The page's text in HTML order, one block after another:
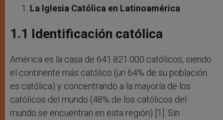
La Iglesia Católica en Latinoamérica
1.1 Identificación católica
América es la casa de 641.821.000 católicos, siendo
el continente más católico (un 64% de su población
es católica) y concentrando a la mayoría de los
católicos del mundo (48% de los católicos del
mundo se encuentran en esta región) [1]. Sin